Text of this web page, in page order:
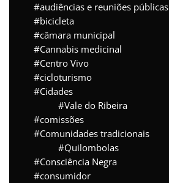
audiências e reuniões públicas
bicicleta
câmara municipal
Cannabis medicinal
Centro Vivo
cicloturismo
Cidades
Vale do Ribeira
comissões
Comunidades tradicionais
Quilombolas
Consciência Negra
consumidor